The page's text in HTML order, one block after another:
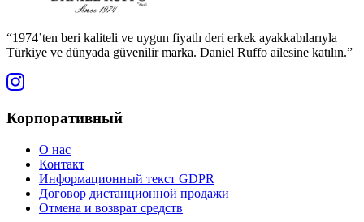
“1974’ten beri kaliteli ve uygun fiyatlı deri erkek ayakkabılarıyla
Türkiye ve dünyada güvenilir marka. Daniel Ruffo ailesine katılın.”
Корпоративный
О нас
Контакт
Информационный текст GDPR
Договор дистанционной продажи
Отмена и возврат средств